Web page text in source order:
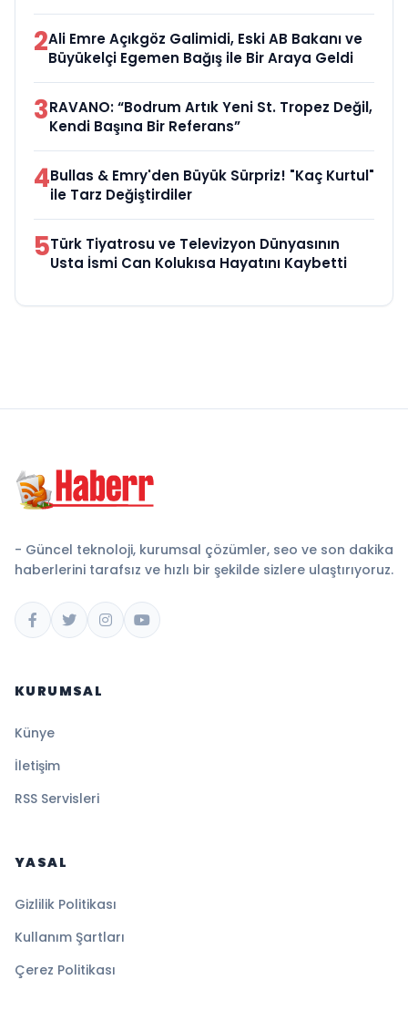
2Ali Emre Açıkgöz Galimidi, Eski AB Bakanı ve
Büyükelçi Egemen Bağış ile Bir Araya Geldi
3RAVANO: “Bodrum Artık Yeni St. Tropez Değil,
Kendi Başına Bir Referans”
4Bullas & Emry'den Büyük Sürpriz! "Kaç Kurtul"
ile Tarz Değiştirdiler
5Türk Tiyatrosu ve Televizyon Dünyasının
Usta İsmi Can Kolukısa Hayatını Kaybetti
- Güncel teknoloji, kurumsal çözümler, seo ve son dakika
haberlerini tarafsız ve hızlı bir şekilde sizlere ulaştırıyoruz.
KURUMSAL
Künye
İletişim
RSS Servisleri
YASAL
Gizlilik Politikası
Kullanım Şartları
Çerez Politikası